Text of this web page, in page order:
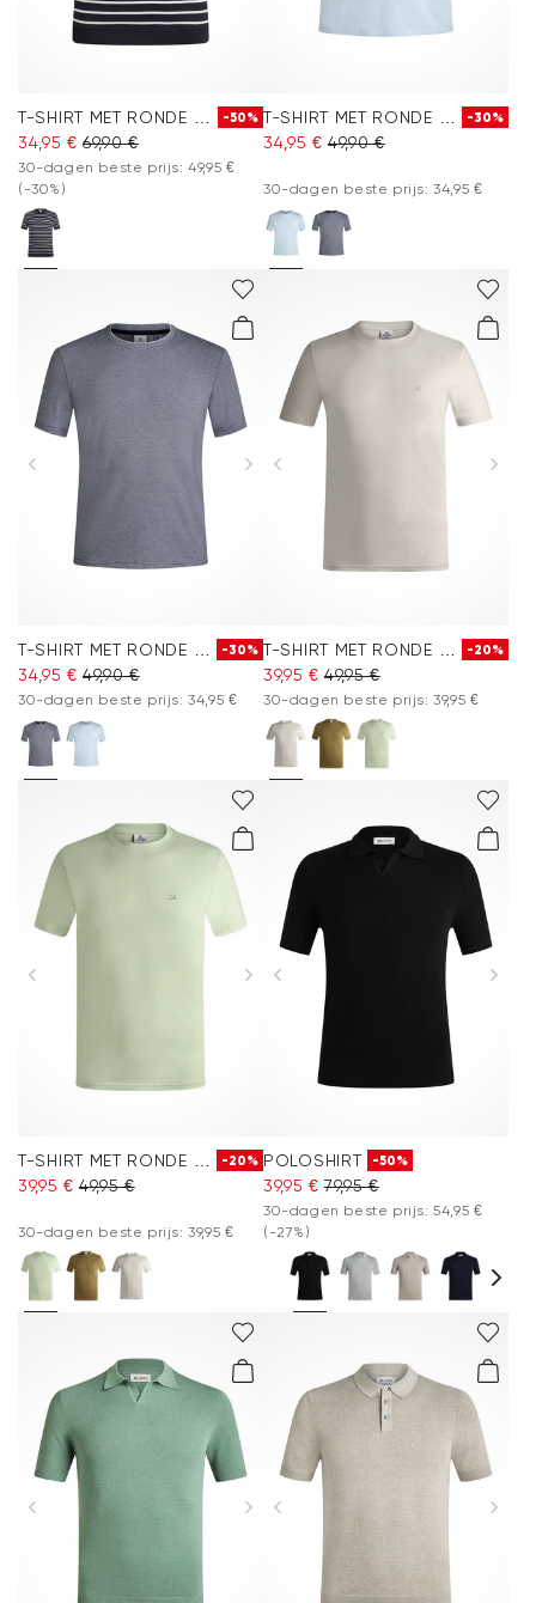
-50%
34,95 € 69,90 €
30-dagen beste prijs: 49,95 €
(-30%)
-30%
34,95 € 49,90 €
30-dagen beste prijs: 34,95 €
-30%
34,95 € 49,90 €
30-dagen beste prijs: 34,95 €
-20%
39,95 € 49,95 €
30-dagen beste prijs: 39,95 €
-20%
39,95 € 49,95 €
30-dagen beste prijs: 39,95 €
POLOSHIRT -50%
39,95 € 79,95 €
30-dagen beste prijs: 54,95 €
(-27%)